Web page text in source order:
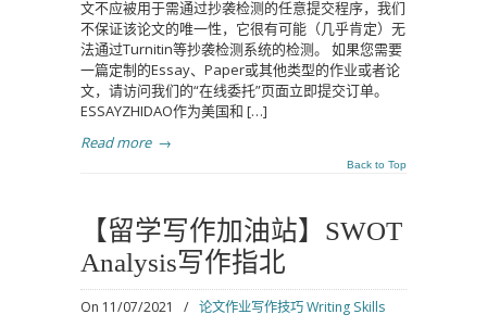
文不应被用于需通过抄袭检测的任意提交程序，我们
不保证该论文的唯一性，它很有可能（几乎肯定）无
法通过Turnitin等抄袭检测系统的检测。 如果您需要
一篇定制的Essay、Paper或其他类型的作业或者论
文，请访问我们的“在线委托”页面立即提交订单。
ESSAYZHIDAO作为美国和 […]
Read more →
Back to Top
【留学写作加油站】SWOT
Analysis写作指北
On 11/07/2021 / 论文作业写作技巧 Writing Skills